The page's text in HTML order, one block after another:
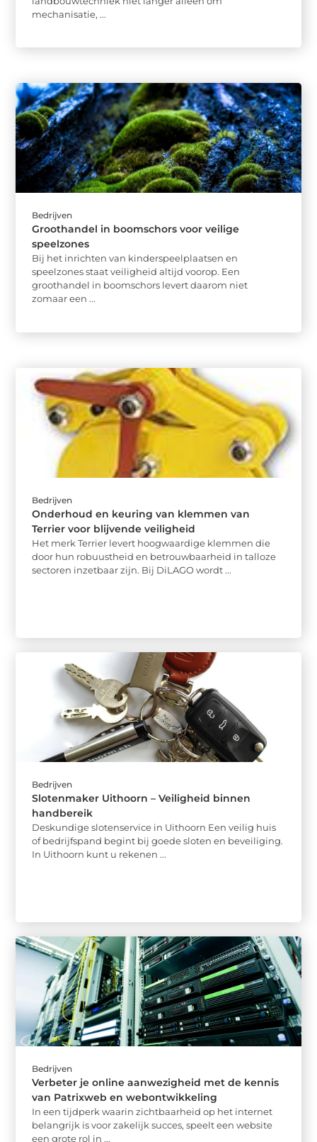
mechanisatie, ...
Bedrijven
Groothandel in boomschors voor veilige
speelzones
Bij het inrichten van kinderspeelplaatsen en
speelzones staat veiligheid altijd voorop. Een
groothandel in boomschors levert daarom niet
zomaar een ...
Bedrijven
Onderhoud en keuring van klemmen van
Terrier voor blijvende veiligheid
Het merk Terrier levert hoogwaardige klemmen die
door hun robuustheid en betrouwbaarheid in talloze
sectoren inzetbaar zijn. Bij DiLAGO wordt ...
Bedrijven
Slotenmaker Uithoorn – Veiligheid binnen
handbereik
Deskundige slotenservice in Uithoorn Een veilig huis
of bedrijfspand begint bij goede sloten en beveiliging.
In Uithoorn kunt u rekenen ...
Bedrijven
Verbeter je online aanwezigheid met de kennis
van Patrixweb en webontwikkeling
In een tijdperk waarin zichtbaarheid op het internet
belangrijk is voor zakelijk succes, speelt een website
een grote rol in ...